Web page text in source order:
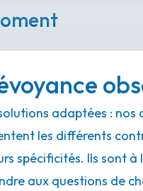
adaptées : nos
les différents
spécificités. Ils sont à
aux questions de